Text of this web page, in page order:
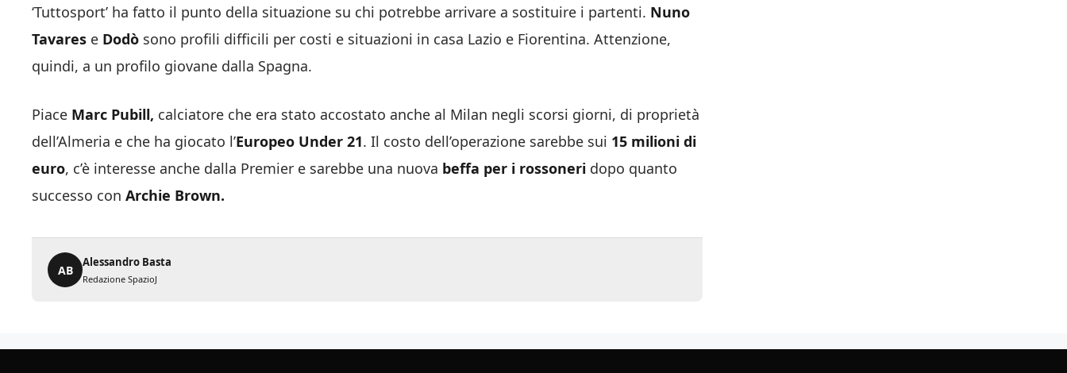
‘Tuttosport’ ha fatto il punto della situazione su chi potrebbe arrivare a sostituire i partenti. Nuno
Tavares e Dodò sono profili difficili per costi e situazioni in casa Lazio e Fiorentina. Attenzione,
quindi, a un profilo giovane dalla Spagna.
Piace Marc Pubill, calciatore che era stato accostato anche al Milan negli scorsi giorni, di proprietà
dell’Almeria e che ha giocato l’Europeo Under 21. Il costo dell’operazione sarebbe sui 15 milioni di
euro, c’è interesse anche dalla Premier e sarebbe una nuova beffa per i rossoneri dopo quanto
successo con Archie Brown.
AB
Alessandro Basta
Redazione SpazioJ